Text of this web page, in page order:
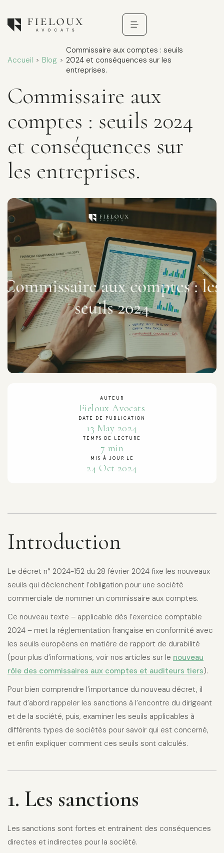
Accueil > Blog >
Commissaire aux comptes : seuils
2024 et conséquences sur les
entreprises.
Commissaire aux
comptes : seuils 2024
et conséquences sur
les entreprises.
AUTEUR
Fieloux Avocats
DATE DE PUBLICATION
13 May 2024
TEMPS DE LECTURE
7 min
MIS À JOUR LE
24 Oct 2024
Introduction
Le décret n° 2024-152 du 28 février 2024 fixe les nouveaux
seuils qui déclenchent l’obligation pour une société
commerciale de nommer un commissaire aux comptes.
Ce nouveau texte – applicable dès l’exercice comptable
2024 – met la réglementation française en conformité avec
les seuils européens en matière de rapport de durabilité
(pour plus d’informations, voir nos articles sur le nouveau
rôle des commissaires aux comptes et auditeurs tiers).
Pour bien comprendre l’importance du nouveau décret, il
faut d’abord rappeler les sanctions à l’encontre du dirigeant
et de la société, puis, examiner les seuils applicables à
différents types de sociétés pour savoir qui est concerné,
et enfin expliquer comment ces seuils sont calculés.
1. Les sanctions
Les sanctions sont fortes et entrainent des conséquences
directes et indirectes pour la société.